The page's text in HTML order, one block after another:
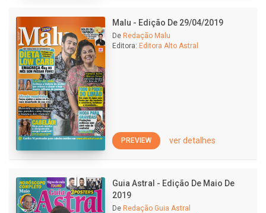
Malu - Edição De 29/04/2019
De Redação Malu
Editora: Editora Alto Astral
PREVIEW ver detalhes
Guia Astral - Edição De Maio De
2019
De Redação Guia Astral